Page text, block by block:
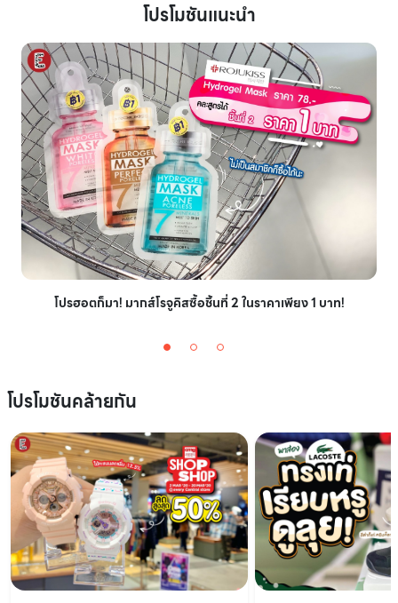
โปรโมชันแนะนำ
โปรฮอตก็มา! มากส์โรจูคิสซื้อชิ้นที่ 2 ในราคาเพียง 1 บาท!
โปรโมชันคล้ายกัน